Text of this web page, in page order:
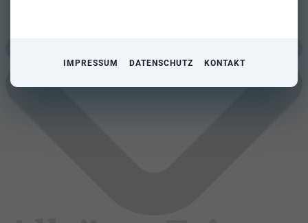
IMPRESSUM DATENSCHUTZ KONTAKT